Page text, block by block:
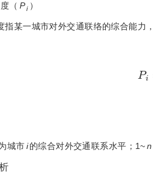
（ Pi ）
指某一城市对外交通联络的综合能力
城市i的综合对外交通联系水平；1~n